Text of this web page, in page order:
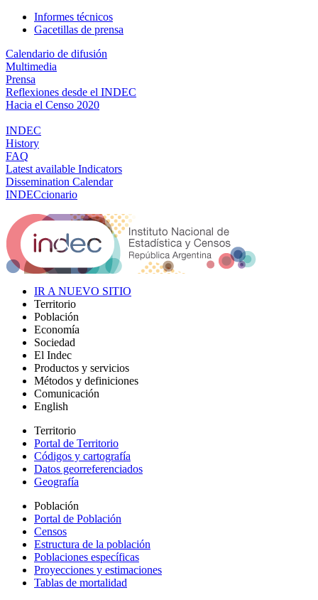
Informes técnicos
Gacetillas de prensa
Calendario de difusión
Multimedia
Prensa
Reflexiones desde el INDEC
Hacia el Censo 2020
INDEC
History
FAQ
Latest available Indicators
Dissemination Calendar
INDECcionario
IR A NUEVO SITIO
Territorio
Población
Economía
Sociedad
El Indec
Productos y servicios
Métodos y definiciones
Comunicación
English
Territorio
Portal de Territorio
Códigos y cartografía
Datos georreferenciados
Geografía
Población
Portal de Población
Censos
Estructura de la población
Poblaciones específicas
Proyecciones y estimaciones
Tablas de mortalidad